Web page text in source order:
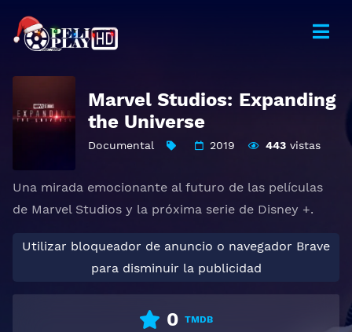
Marvel Studios: Expanding
the Universe
Documental 2019 443vistas
Una mirada emocionante al futuro de las películas
de Marvel Studios y la próxima serie de Disney +.
Utilizar bloqueador de anuncio o navegador Brave
para disminuir la publicidad
0 TMDB